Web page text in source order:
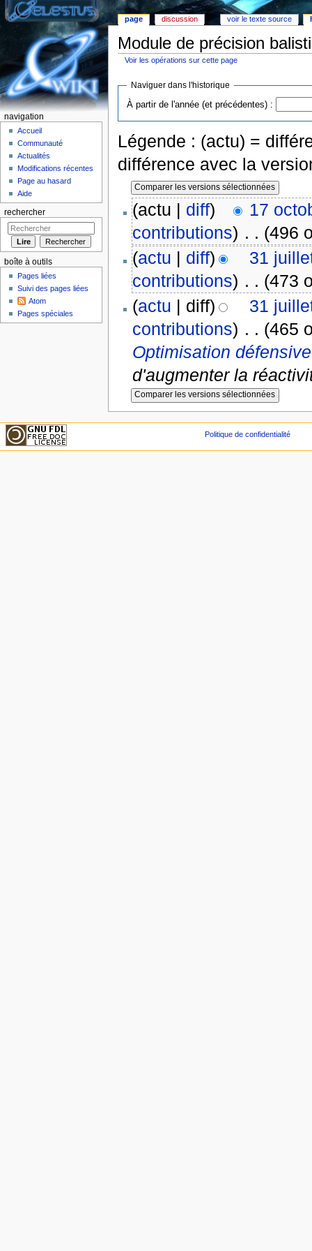
Module de précision
Voir les opérations sur cette page
Naviguer dans l'historique
À partir de l'année (et précédentes) :
Légende : (actu) =
différence avec la
(actu | diff)
17
contributions) . . (496
(actu | diff)
31
contributions) . . (473
(actu | diff)
31
contributions) . . (465
Optimisation défensive
d'augmenter la
page discussion voir le texte source
navigation
Accueil
Communauté
Actualités
Modifications récentes
Page au hasard
Aide
rechercher
boîte à outils
Pages liées
Suivi des pages liées
Atom
Pages spéciales
Politique de confidentialité